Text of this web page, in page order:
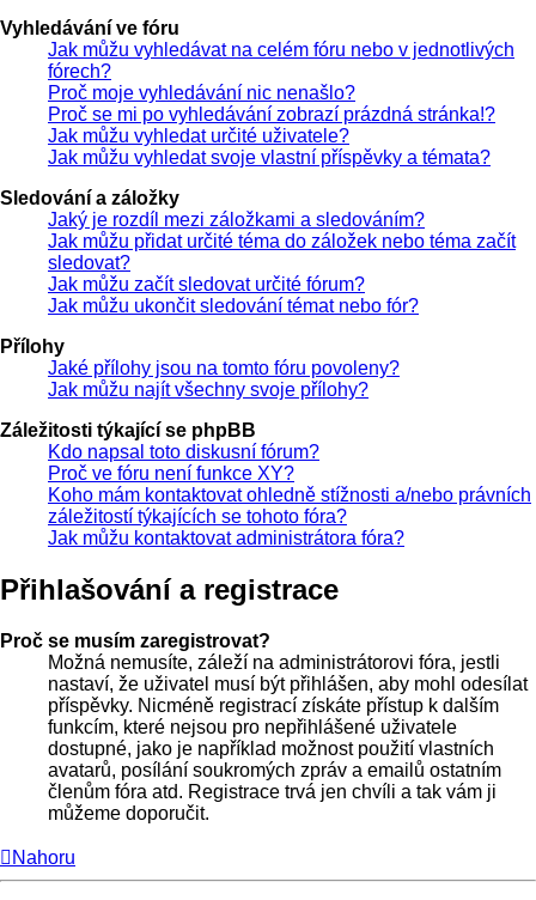
Vyhledávání ve fóru
Jak můžu vyhledávat na celém fóru nebo v jednotlivých
fórech?
Proč moje vyhledávání nic nenašlo?
Proč se mi po vyhledávání zobrazí prázdná stránka!?
Jak můžu vyhledat určité uživatele?
Jak můžu vyhledat svoje vlastní příspěvky a témata?
Sledování a záložky
Jaký je rozdíl mezi záložkami a sledováním?
Jak můžu přidat určité téma do záložek nebo téma začít
sledovat?
Jak můžu začít sledovat určité fórum?
Jak můžu ukončit sledování témat nebo fór?
Přílohy
Jaké přílohy jsou na tomto fóru povoleny?
Jak můžu najít všechny svoje přílohy?
Záležitosti týkající se phpBB
Kdo napsal toto diskusní fórum?
Proč ve fóru není funkce XY?
Koho mám kontaktovat ohledně stížnosti a/nebo právních
záležitostí týkajících se tohoto fóra?
Jak můžu kontaktovat administrátora fóra?
Přihlašování a registrace
Proč se musím zaregistrovat?
Možná nemusíte, záleží na administrátorovi fóra, jestli
nastaví, že uživatel musí být přihlášen, aby mohl odesílat
příspěvky. Nicméně registrací získáte přístup k dalším
funkcím, které nejsou pro nepřihlášené uživatele
dostupné, jako je například možnost použití vlastních
avatarů, posílání soukromých zpráv a emailů ostatním
členům fóra atd. Registrace trvá jen chvíli a tak vám ji
můžeme doporučit.
Nahoru